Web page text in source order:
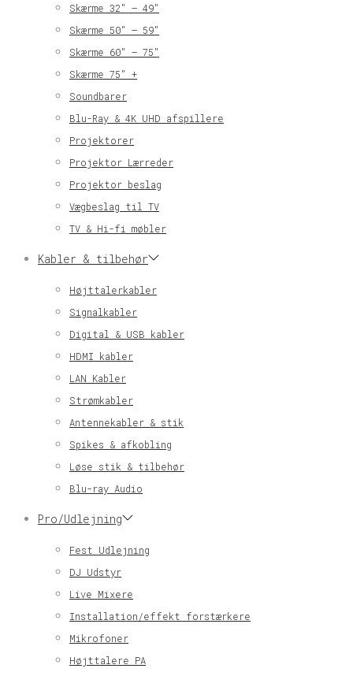
Skærme 32″ – 49″
Skærme 50″ – 59″
Skærme 60″ – 75″
Skærme 75″ +
Soundbarer
Blu-Ray & 4K UHD afspillere
Projektorer
Projektor Lærreder
Projektor beslag
Vægbeslag til TV
TV & Hi-fi møbler
Kabler & tilbehør
Højttalerkabler
Signalkabler
Digital & USB kabler
HDMI kabler
LAN Kabler
Strømkabler
Antennekabler & stik
Spikes & afkobling
Løse stik & tilbehør
Blu-ray Audio
Pro/Udlejning
Fest Udlejning
DJ Udstyr
Live Mixere
Installation/effekt forstærkere
Mikrofoner
Højttalere PA